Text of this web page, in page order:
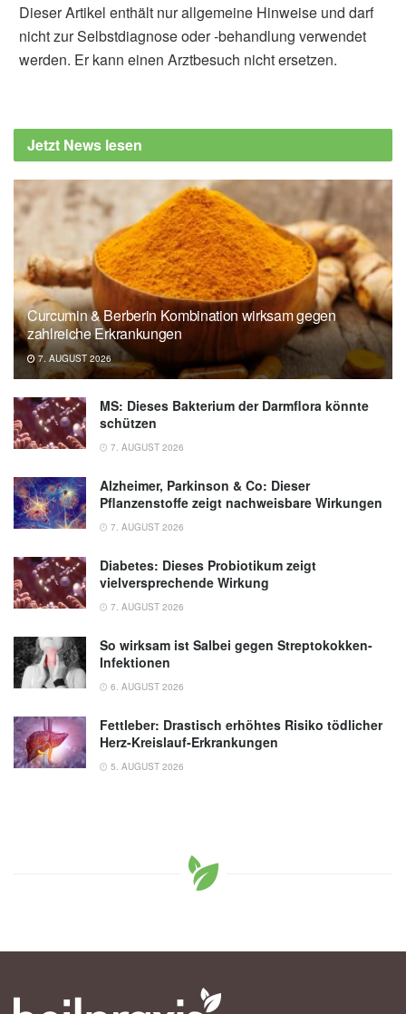
Dieser Artikel enthält nur allgemeine Hinweise und darf
nicht zur Selbstdiagnose oder -behandlung verwendet
werden. Er kann einen Arztbesuch nicht ersetzen.
Jetzt News lesen
Curcumin & Berberin Kombination wirksam gegen
zahlreiche Erkrankungen
7. AUGUST 2026
MS: Dieses Bakterium der Darmflora könnte
schützen
7. AUGUST 2026
Alzheimer, Parkinson & Co: Dieser
Pflanzenstoffe zeigt nachweisbare Wirkungen
7. AUGUST 2026
Diabetes: Dieses Probiotikum zeigt
vielversprechende Wirkung
7. AUGUST 2026
So wirksam ist Salbei gegen Streptokokken-
Infektionen
6. AUGUST 2026
Fettleber: Drastisch erhöhtes Risiko tödlicher
Herz-Kreislauf-Erkrankungen
5. AUGUST 2026